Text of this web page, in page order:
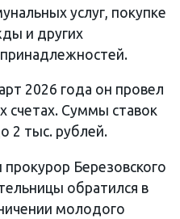
услуг, покупке
и других
2026 года он провел
счетах. Суммы ставок
2 тыс. рублей.
Березовского
обратился в
молодого